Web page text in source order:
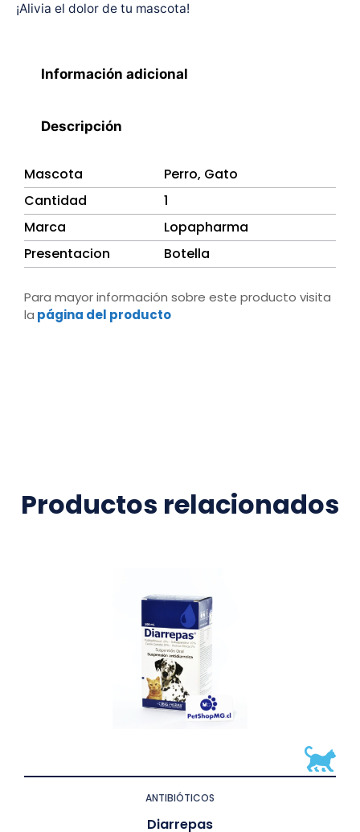
¡Alivia el dolor de tu mascota!
Información adicional
Descripción
Mascota
Perro, Gato
Cantidad
1
Marca
Lopapharma
Presentacion
Botella
Para mayor información sobre este producto visita
la página del producto
Productos relacionados
ANTIBIÓTICOS
Diarrepas